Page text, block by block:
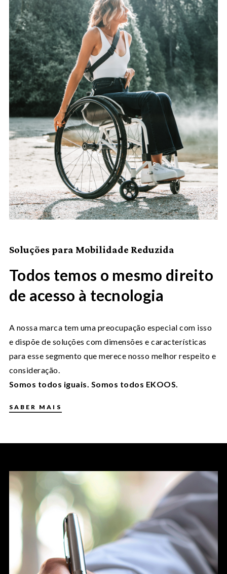
Soluções para Mobilidade Reduzida
Todos temos o mesmo direito
de acesso à tecnologia
A nossa marca tem uma preocupação especial com isso
e dispõe de soluções com dimensões e características
para esse segmento que merece nosso melhor respeito e
consideração.
Somos todos iguais. Somos todos EKOOS.
SABER MAIS